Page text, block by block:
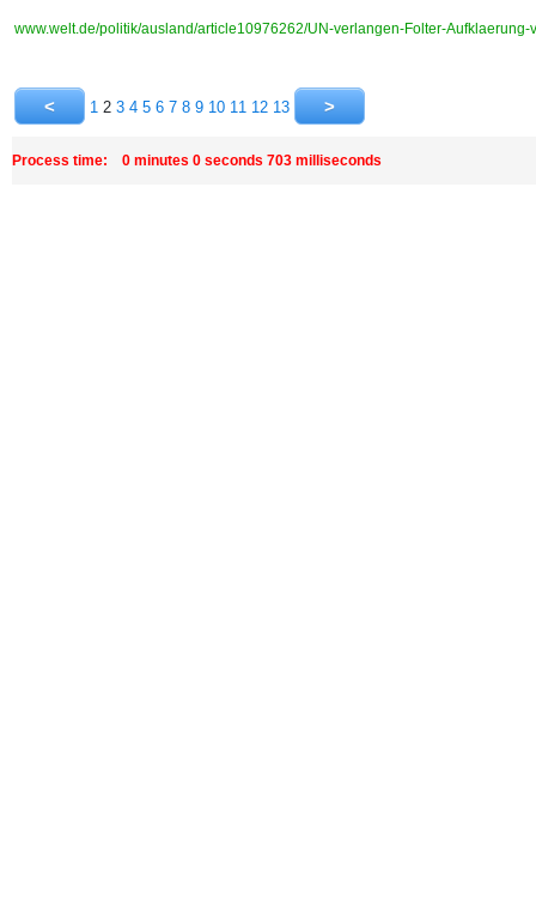
www.welt.de/politik/ausland/article10976262/UN-verlangen-Folter-
1 2 3 4 5 6 7 8 9 10 11 12 13
Process time: 0 minutes 0 seconds 703 milliseconds